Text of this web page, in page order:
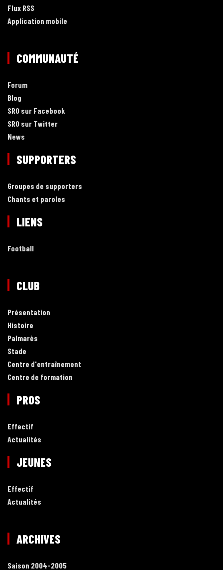
Flux RSS
Application mobile
COMMUNAUTÉ
Forum
Blog
SRO sur Facebook
SRO sur Twitter
News
SUPPORTERS
Groupes de supporters
Chants et paroles
LIENS
Football
CLUB
Présentation
Histoire
Palmarès
Stade
Centre d'entraînement
Centre de formation
PROS
Effectif
Actualités
JEUNES
Effectif
Actualités
ARCHIVES
Saison 2004-2005